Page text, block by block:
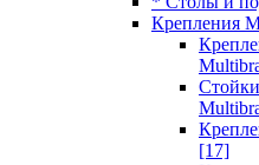
Крепления
[17]